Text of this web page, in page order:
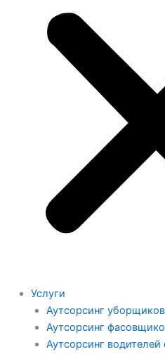
Услуги
Аутсорсинг уборщиков
Аутсорсинг
Аутсорсинг водителей